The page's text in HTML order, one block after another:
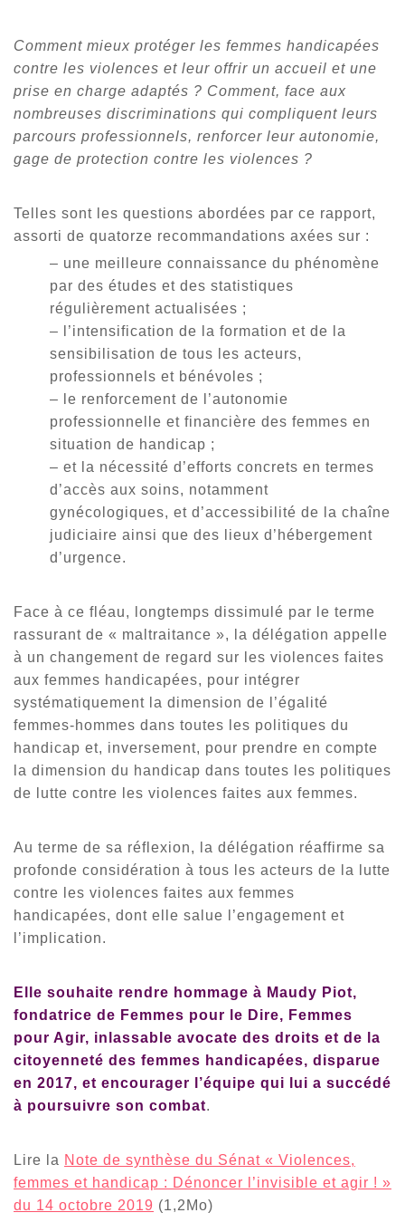
Comment mieux protéger les femmes handicapées
contre les violences et leur offrir un accueil et une
prise en charge adaptés ? Comment, face aux
nombreuses discriminations qui compliquent leurs
parcours professionnels, renforcer leur autonomie,
gage de protection contre les violences ?
Telles sont les questions abordées par ce rapport,
assorti de quatorze recommandations axées sur :
– une meilleure connaissance du phénomène
par des études et des statistiques
régulièrement actualisées ;
– l’intensification de la formation et de la
sensibilisation de tous les acteurs,
professionnels et bénévoles ;
– le renforcement de l’autonomie
professionnelle et financière des femmes en
situation de handicap ;
– et la nécessité d’efforts concrets en termes
d’accès aux soins, notamment
gynécologiques, et d’accessibilité de la chaîne
judiciaire ainsi que des lieux d’hébergement
d’urgence.
Face à ce fléau, longtemps dissimulé par le terme
rassurant de « maltraitance », la délégation appelle
à un changement de regard sur les violences faites
aux femmes handicapées, pour intégrer
systématiquement la dimension de l’égalité
femmes-hommes dans toutes les politiques du
handicap et, inversement, pour prendre en compte
la dimension du handicap dans toutes les politiques
de lutte contre les violences faites aux femmes.
Au terme de sa réflexion, la délégation réaffirme sa
profonde considération à tous les acteurs de la lutte
contre les violences faites aux femmes
handicapées, dont elle salue l’engagement et
l’implication.
Elle souhaite rendre hommage à Maudy Piot,
fondatrice de Femmes pour le Dire, Femmes
pour Agir, inlassable avocate des droits et de la
citoyenneté des femmes handicapées, disparue
en 2017, et encourager l’équipe qui lui a succédé
à poursuivre son combat.
Lire la Note de synthèse du Sénat « Violences,
femmes et handicap : Dénoncer l’invisible et agir ! »
du 14 octobre 2019 (1,2Mo)